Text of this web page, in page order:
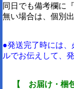
同日でも備考欄に
無い場合は、個別
●発送完了時には
ルでお伝えして、
【 お届け・梱